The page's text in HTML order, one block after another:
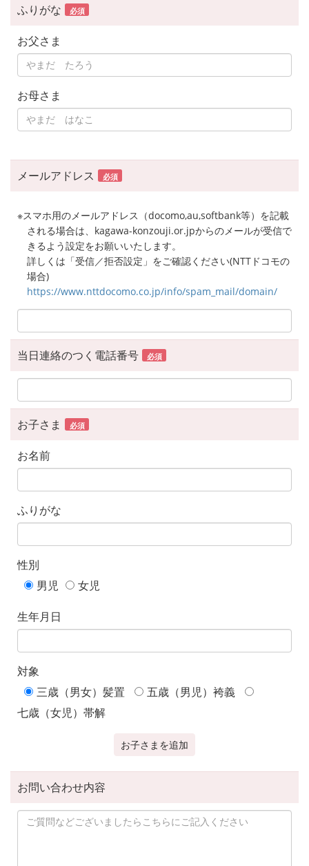
ふりがな 必須
お父さま
お母さま
メールアドレス 必須
※スマホ用のメールアドレス（docomo,au,softbank等）を記載
される場合は、kagawa-konzouji.or.jpからのメールが受信で
きるよう設定をお願いいたします。
詳しくは「受信／拒否設定」をご確認ください(NTTドコモの
場合)
https://www.nttdocomo.co.jp/info/spam_mail/domain/
当日連絡のつく電話番号 必須
お子さま 必須
お名前
ふりがな
性別
男児
女児
生年月日
対象
三歳（男女）髪置
五歳（男児）袴義
七歳（女児）帯解
お子さまを追加
お問い合わせ内容